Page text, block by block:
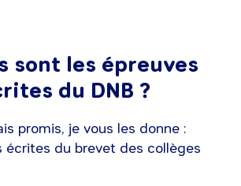
sont les épreuves
du DNB ?
promis, je vous les donne :
écrites du brevet des collèges